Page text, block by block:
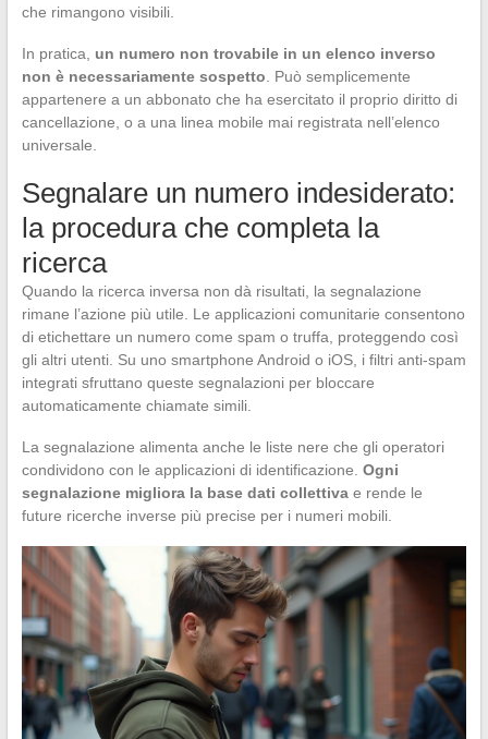
che rimangono visibili.
In pratica, un numero non trovabile in un elenco inverso
non è necessariamente sospetto . Può semplicemente
appartenere a un abbonato che ha esercitato il proprio diritto di
cancellazione, o a una linea mobile mai registrata nell’elenco
universale.
Segnalare un numero indesiderato:
la procedura che completa la
ricerca
Quando la ricerca inversa non dà risultati, la segnalazione
rimane l’azione più utile. Le applicazioni comunitarie consentono
di etichettare un numero come spam o truffa, proteggendo così
gli altri utenti. Su uno smartphone Android o iOS, i filtri anti-spam
integrati sfruttano queste segnalazioni per bloccare
automaticamente chiamate simili.
La segnalazione alimenta anche le liste nere che gli operatori
condividono con le applicazioni di identificazione. Ogni
segnalazione migliora la base dati collettivae rende le
future ricerche inverse più precise per i numeri mobili.